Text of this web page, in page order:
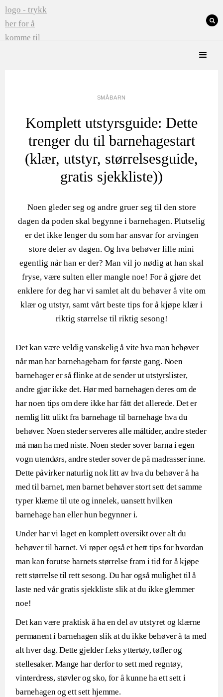
SMÅBARN
Komplett utstyrsguide: Dette
trenger du til barnehagestart
(klær, utstyr, størrelsesguide,
gratis sjekkliste))
Noen gleder seg og andre gruer seg til den store
dagen da poden skal begynne i barnehagen. Plutselig
er det ikke lenger du som har ansvar for arvingen
store deler av dagen. Og hva behøver lille mini
egentlig når han er der? Man vil jo nødig at han skal
fryse, være sulten eller mangle noe! For å gjøre det
enklere for deg har vi samlet alt du behøver å vite om
klær og utstyr, samt vårt beste tips for å kjøpe klær i
riktig størrelse til riktig sesong!
Det kan være veldig vanskelig å vite hva man behøver
når man har barnehagebarn for første gang. Noen
barnehager er så flinke at de sender ut utstyrslister,
andre gjør ikke det. Hør med barnehagen deres om de
har noen tips om dere ikke har fått det allerede. Det er
nemlig litt ulikt fra barnehage til barnehage hva du
behøver. Noen steder serveres alle måltider, andre steder
må man ha med niste. Noen steder sover barna i egen
vogn utendørs, andre steder sover de på madrasser inne.
Dette påvirker naturlig nok litt av hva du behøver å ha
med til barnet, men barnet behøver stort sett det samme
typer klærne til ute og innelek, uansett hvilken
barnehage han eller hun begynner i.
Under har vi laget en komplett oversikt over alt du
behøver til barnet. Vi røper også et hett tips for hvordan
man kan forutse barnets størrelse fram i tid for å kjøpe
rett størrelse til rett sesong. Du har også mulighet til å
laste ned vår gratis sjekkliste slik at du ikke glemmer
noe!
Det kan være praktisk å ha en del av utstyret og klærne
permanent i barnehagen slik at du ikke behøver å ta med
alt hver dag. Dette gjelder f.eks yttertøy, tøfler og
stellesaker. Mange har derfor to sett med regntøy,
vinterdress, støvler og sko, for å kunne ha ett sett i
barnehagen og ett sett hjemme.